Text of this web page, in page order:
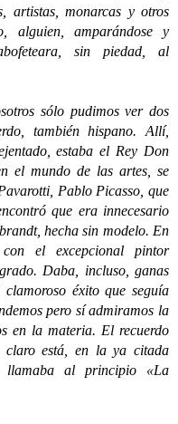
artistas, monarcas y otros
alguien, amparándose y
sin piedad, al
sólo pudimos ver dos
también hispano. Allí,
estaba el Rey Don
el mundo de las artes, se
Pablo Picasso, que
que era innecesario
hecha sin modelo. En
con el excepcional pintor
Daba, incluso, ganas
éxito que seguía
pero sí admiramos la
en la materia. El recuerdo
claro está, en la ya citada
llamaba al principio «La